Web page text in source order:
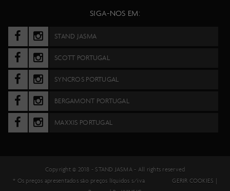
SIGA-NOS EM:
STAND JASMA
SCOTT PORTUGAL
SYNCROS PORTUGAL
BERGAMONT PORTUGAL
MAXXIS PORTUGAL
Copyright © 2018 -STAND JASMA- All rights reserved
* Os preços apresentados são preços líquidos s/iva
GERIR COOKIES